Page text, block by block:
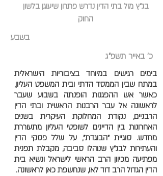
בג"ץ מול בתי הדין נדרש פתרון שיעוגן בלשון
החוק
בשבע
כ' באייר תשפ"ג
בימים רגישים במיוחד בציבוריות הישראלית
במתח שבין הממסד הדתי ובית המשפט העליון,
כאשר אש ההפגנות הופנתה בשבוע שעבר
לראשונה אל עבר הרבנות הראשית ובתי הדין
הרבניים, נקודת המחלוקת העיקרית בשנים
האחרונות בין הדיינים לשופטי העליון מתעוררת
מחדש. סוגיית "הבוגדת", על שלל פסקי הדין
והעתירות לבג"ץ שנוהלו סביבה, מקבלת תפנית
מפתיעה מכיוון הרב הראשי לישראל ונשיא בית
הדין הגדול הרב דוד לאו, שנחשפת כאן לראשונה.